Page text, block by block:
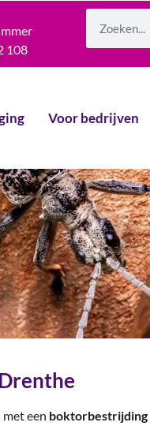
108
Voor bedrijven
een boktorbestrijding